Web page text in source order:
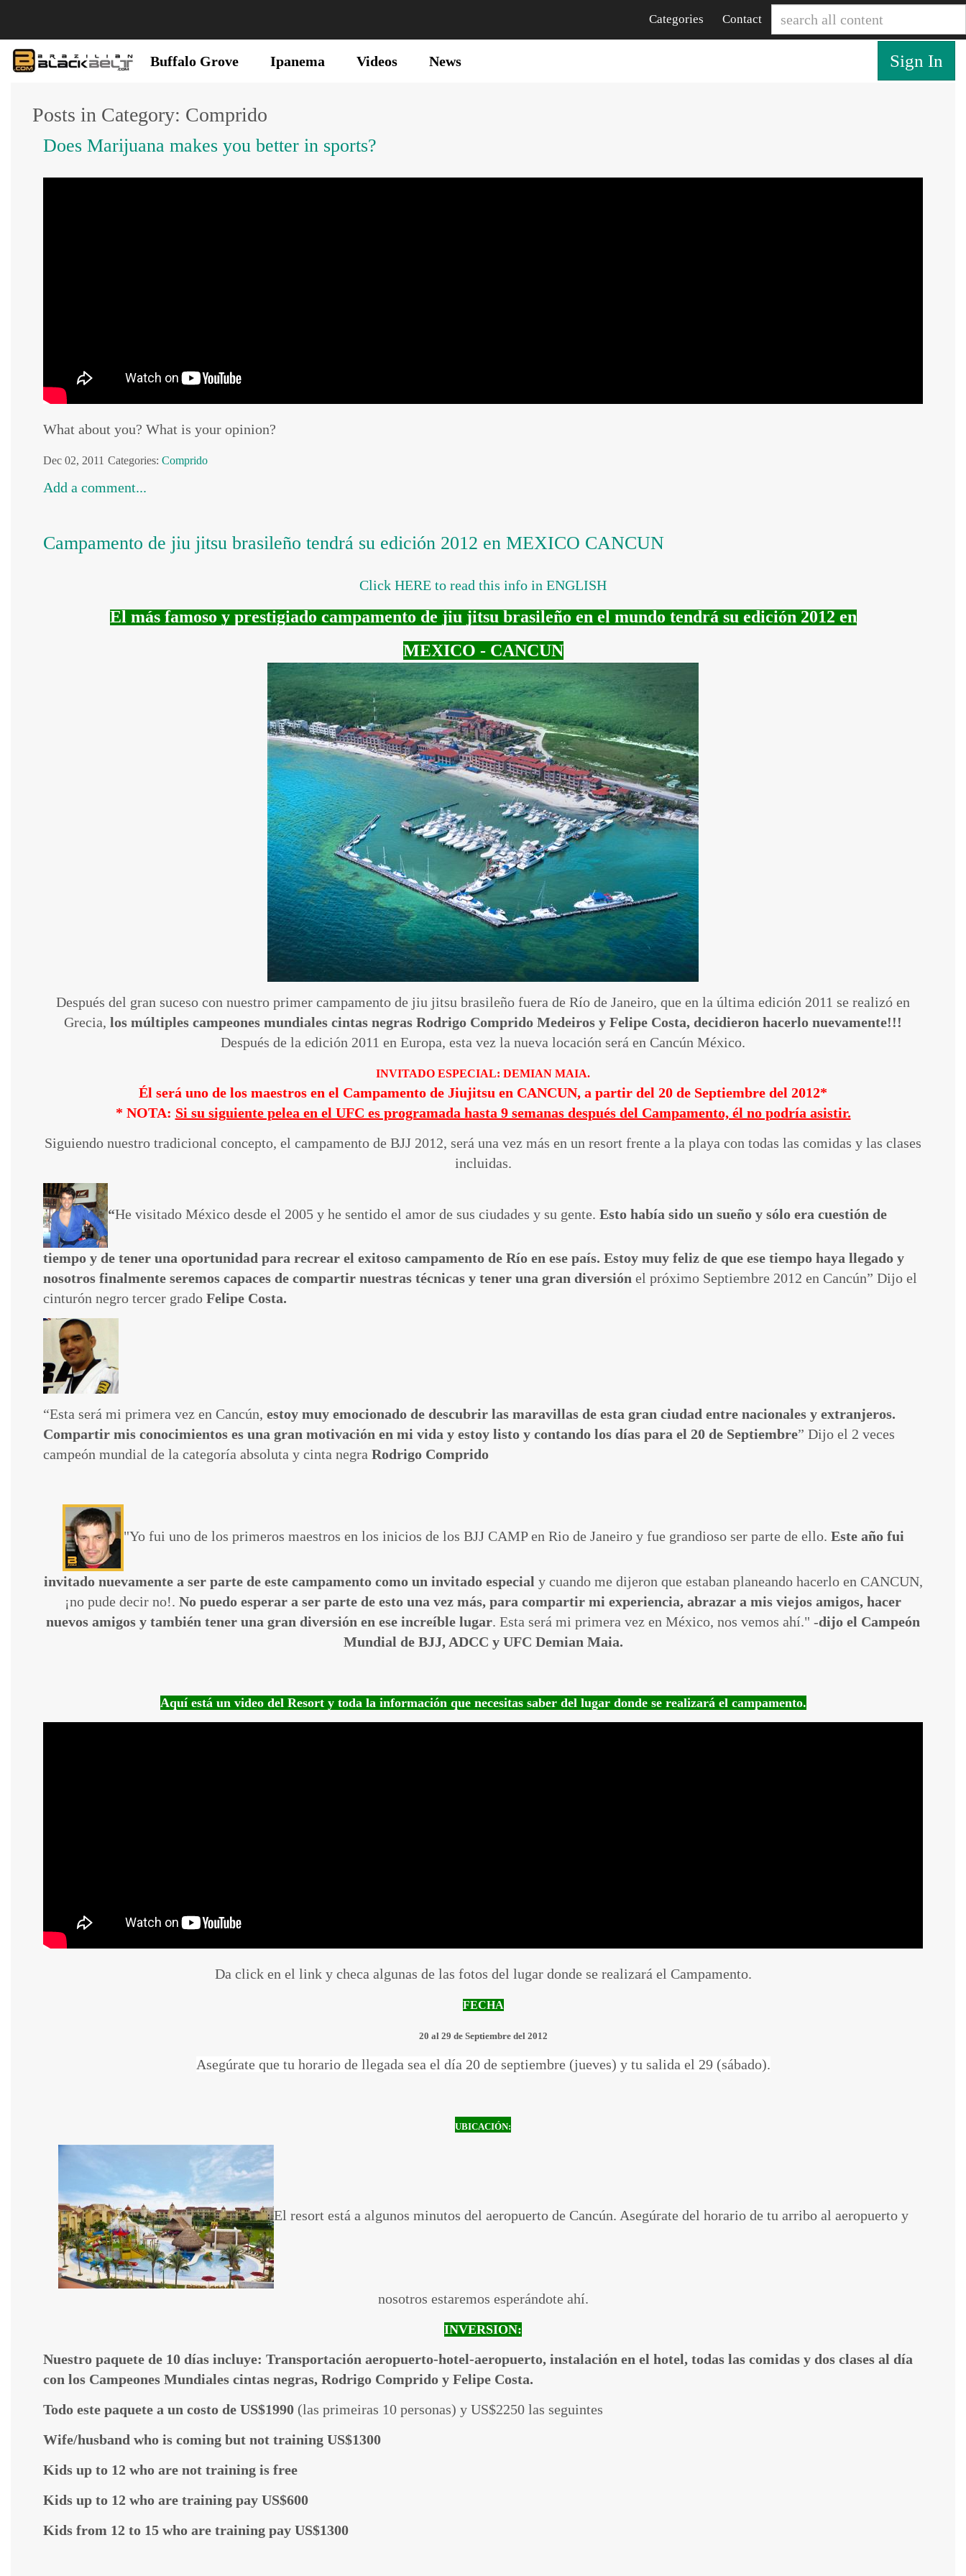
Contact
Categories
Buffalo Grove Ipanema Videos News Sign In
Posts in Category: Comprido
Does Marijuana makes you better in sports?
What about you? What is your opinion?
Dec 02, 2011 Categories: Comprido
Add a comment...
Campamento de jiu jitsu brasileño tendrá su edición 2012 en MEXICO CANCUN
Click HERE to read this info in ENGLISH
El más famoso y prestigiado campamento de jiu jitsu brasileño en el mundo tendrá su edición 2012 en
MEXICO - CANCUN
Después del gran suceso con nuestro primer campamento de jiu jitsu brasileño fuera de Río de Janeiro, que en la última edición 2011 se realizó en
Grecia, los múltiples campeones mundiales cintas negras Rodrigo Comprido Medeiros y Felipe Costa, decidieron hacerlo nuevamente!!!
Después de la edición 2011 en Europa, esta vez la nueva locación será en Cancún México.
INVITADO ESPECIAL: DEMIAN MAIA.
Él será uno de los maestros en el Campamento de Jiujitsu en CANCUN, a partir del 20 de Septiembre del 2012*
* NOTA: Si su siguiente pelea en el UFC es programada hasta 9 semanas después del Campamento, él no podría asistir.
Siguiendo nuestro tradicional concepto, el campamento de BJJ 2012, será una vez más en un resort frente a la playa con todas las comidas y las clases
incluidas.
“He visitado México desde el 2005 y he sentido el amor de sus ciudades y su gente. Esto había sido un sueño y sólo era cuestión de
tiempo y de tener una oportunidad para recrear el exitoso campamento de Río en ese país. Estoy muy feliz de que ese tiempo haya llegado y
nosotros finalmente seremos capaces de compartir nuestras técnicas y tener una gran diversión el próximo Septiembre 2012 en Cancún” Dijo el
cinturón negro tercer grado Felipe Costa.
“Esta será mi primera vez en Cancún, estoy muy emocionado de descubrir las maravillas de esta gran ciudad entre nacionales y extranjeros.
Compartir mis conocimientos es una gran motivación en mi vida y estoy listo y contando los días para el 20 de Septiembre” Dijo el 2 veces
campeón mundial de la categoría absoluta y cinta negra Rodrigo Comprido
"Yo fui uno de los primeros maestros en los inicios de los BJJ CAMP en Rio de Janeiro y fue grandioso ser parte de ello. Este año fui
invitado nuevamente a ser parte de este campamento como un invitado especial y cuando me dijeron que estaban planeando hacerlo en CANCUN,
¡no pude decir no!. No puedo esperar a ser parte de esto una vez más, para compartir mi experiencia, abrazar a mis viejos amigos, hacer
nuevos amigos y también tener una gran diversión en ese increíble lugar. Esta será mi primera vez en México, nos vemos ahí." -dijo el Campeón
Mundial de BJJ, ADCC y UFC Demian Maia.
Aquí está un video del Resort y toda la información que necesitas saber del lugar donde se realizará el campamento.
Da click en el link y checa algunas de las fotos del lugar donde se realizará el Campamento.
FECHA
20 al 29 de Septiembre del 2012
Asegúrate que tu horario de llegada sea el día 20 de septiembre (jueves) y tu salida el 29 (sábado).
UBICACIÓN:
El resort está a algunos minutos del aeropuerto de Cancún. Asegúrate del horario de tu arribo al aeropuerto y
nosotros estaremos esperándote ahí.
INVERSION:
Nuestro paquete de 10 días incluye: Transportación aeropuerto-hotel-aeropuerto, instalación en el hotel, todas las comidas y dos clases al día
con los Campeones Mundiales cintas negras, Rodrigo Comprido y Felipe Costa.
Todo este paquete a un costo de US$1990 (las primeiras 10 personas) y US$2250 las seguintes
Wife/husband who is coming but not training US$1300
Kids up to 12 who are not training is free
Kids up to 12 who are training pay US$600
Kids from 12 to 15 who are training pay US$1300